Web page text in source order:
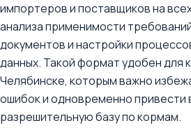
импортеров и поставщиков на
анализа применимости
документов и настройки
данных. Такой формат удобен для
Челябинске, которым важно
ошибок и одновременно привести
разрешительную базу по кормам.